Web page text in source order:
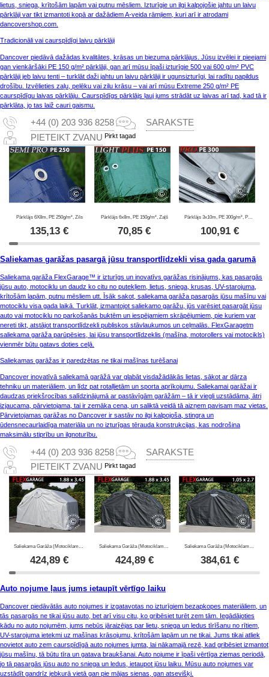
lietus, sniega, krītošām lapām vai putnu mēsliem. Izturīgie un ilgi kalpojošie jahtu un laivu
pārklāji var tikt izmantoti kopā ar dažādiem A-veida rāmjiem, kuri arī ir atrodami
dancovershop.com.
Tradicionāli vai caurspīdīgi laivu pārklāji
Dancover piedāvā dažādas kvalitātes, krāsas un biezuma pārklājus. Jūsu izvēlei ir pieejami
gan vienkāršāki PE 150 g/m² pārklāji, gan arī mūsu īpaši izturīgie 500 vai 600 g/m² PVC
pārklāji jeb laivu tenti – turklāt daži jahtu un laivu pārklāji ir ugunsizturīgi, lai radītu papildus
drošību. Izvēlieties zaļu, pelēku vai zilu krāsu – vai arī mūsu Extreme 250 g/m² PE
caurspīdīgu laivas pārklāju. Caurspīdīgs pārklājs ļauj jums strādāt uz laivas arī tad, kad tā ir
pārklāta, jo tas laiž cauri gaismu.
+44 (0) 203 936 8258
SARAKSTE
PIETEIKT ZVANU Pirkt tagad
Pārklājs 6X8m, PE 250g/m², Zils
135,13 €
Pārklājs 6x8m, PE 150g/m², Zaļš
70,85 €
Pārklājs 3x10m, PE 300g/m², Pelēks
100,91€
Saliekamas garāžas pasargā jūsu transportlīdzekli visa gada garumā
Saliekama garāža FlexGarage™ ir izturīgs un inovatīvs garāžas risinājums, kas pasargās
jūsu auto, motociklu un daudz ko citu no putekļiem, lietus, sniega, krusas, UV-starojuma,
krītošām lapām, putnu mēsliem utt. Īsāk sakot, saliekama garāža pasargās jūsu mašīnu vai
motociklu visa gada laikā. Turklāt, izmantojot saliekamo garāžu, jūs varēsiet pasargāt jūsu
auto vai motociklu no parkošanās buktēm un iespējamiem skrāpējumiem, pie kuriem var
nereti tikt, atstājot transportlīdzekli publiskos stāvlaukumos un ceļmalās. FlexGaragetm
saliekama garāža parūpēsies, lai jūsu transportlīdzeklis (mašīna, motorollers vai motocikls)
vienmēr būtu gatavs doties ceļā.
Saliekamas garāžas ir paredzētas ne tikai mašīnas turēšanai
Dancover inovatīvā saliekamā garāžā var glabāt visdažādākās lietas, sākot ar dārza
tehniku un materiāliem, un līdz pat rotaļlietām un sporta aprīkojumu. Saliekamai garāžai ir
daudzas priekšrocības salīdzinājumā ar pastāvīgām garāžām – tā ir viegli uzstādāma, ātri
izjaucama, pārvietojama, tai ir zemāka cena, un saliktā veidā tā aizņem pavisam maz vietas.
Pārvietojamas garāžas no Dancover ir sastāv no ilgi kalpojoša, stingra un
ūdensnecaurlaidīga materiāla un no izturīgas tērauda konstrukcijas, kas nodrošina
maksimālu stiprību un ilgnoturību.
+44 (0) 203 936 8258
SARAKSTE
PIETEIKT ZVANU Pirkt tagad
Saliekama Garāža (Motociklam), 1,88x3,45x1,9m, Pelēks
424,89 €
Saliekama Garāža (Motociklam), 1,88x3,45x1,9m, Melns
424,89€
Saliekama Garāža (Motociklam), 1,05x2,7x1,57m, Melns
384,61€
Auto nojume ļaus jums ietaupīt vērtīgo laiku
Dancover piedāvātās auto nojumes ir izgatavotas no izturīgiem bezapkopes materiāliem, un
tās pasargās ne tikai jūsu auto, bet arī visu citu, ko gribēsiet turēt zem tām. Iegādājoties
kādu no auto nojumēm, jums nebūs jāraizējas par lietu, sniega un ledus tīrīšanu no rītiem,
UV-starojuma ietekmi uz mašīnas krāsojumu, krītošām lapām un ne tikai. Jums tikai atliek
novietot auto zem caurspīdīgā auto nojumes jumta, lai nākamajā rezē, kad gribēsiet izmantot
jūsu mašīnu, tā būtu tīra un gatava braukšanai. Auto nojume ir īpaši vērtīga ziemas periodā,
jo tā pasargās jūsu auto no sniega un ledus, ietaupot jūsu laiku. Mūsu auto nojumes var
uzstādīt gandrīz jebkurā vietā gan pie mājas sienas, gan atsevišķi.